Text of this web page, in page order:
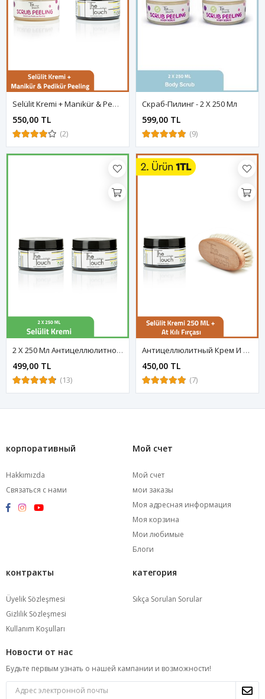
Selülit Kremi + Manikür & Pedikür Peeling
550,00 TL
(2)
Скраб-Пилинг - 2 Х 250 Мл
599,00 TL
(9)
2 Х 250 Мл Антицеллюлитного Крема
499,00 TL
(13)
Антицеллюлитный Крем И Щетка Из Конского Волоса
450,00 TL
(7)
корпоративный
Hakkımızda
Связаться с нами
Мой счет
Мой счет
мои заказы
Моя адресная информация
Моя корзина
Мои любимые
Блоги
контракты
Üyelik Sözleşmesi
Gizlilik Sözleşmesi
Kullanım Koşulları
категория
Sıkça Sorulan Sorular
Новости от нас
Будьте первым узнать о нашей кампании и возможности!